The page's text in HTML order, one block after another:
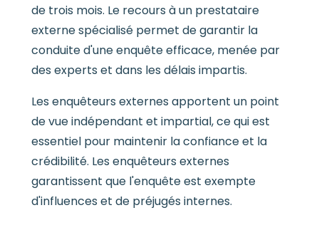
de trois mois. Le recours à un prestataire
externe spécialisé permet de garantir la
conduite d'une enquête efficace, menée par
des experts et dans les délais impartis.
Les enquêteurs externes apportent un point
de vue indépendant et impartial, ce qui est
essentiel pour maintenir la confiance et la
crédibilité. Les enquêteurs externes
garantissent que l'enquête est exempte
d'influences et de préjugés internes.